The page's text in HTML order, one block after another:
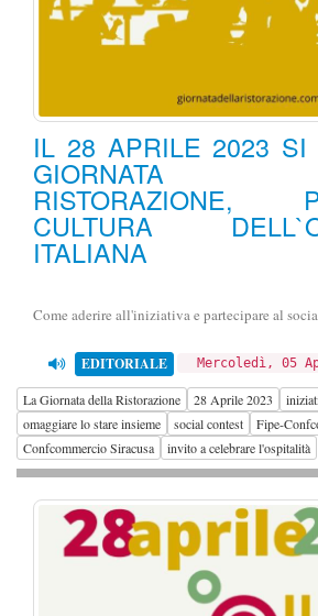
IL 28 APRILE 2023 SI
GIORNATA
CULTURA
ITALIANA
Come aderire all'iniziativa e partecipare al
EDITORIALE Mercoledì, 05
La Giornata della Ristorazione 28 Aprile 2023
omaggiare lo stare insieme
social contest
Fipe-
Confcommercio Siracusa
invito a celebrare l'ospitalità